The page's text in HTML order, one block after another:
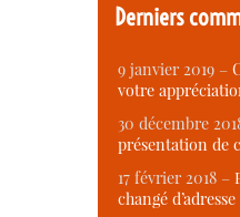
Derniers
9 janvier 2019 –
votre
30 décembre
présentation de
17 février 2018 –
changé